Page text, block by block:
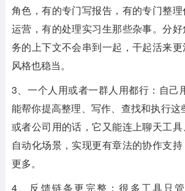
角色，有的专门写报告，有的专门整
运营，有的处理实习生那些杂事。分
务的上下文不会串到一起，干起活来
风格也稳当。
3、一个人用或者一群人用都行：自己
能帮你提高整理、写作、查找和执行这
或者公司用的话，它又能连上聊天工
自动化场景，实现更有章法的协作支
更多。
4、反馈链条更完整：很多工具只